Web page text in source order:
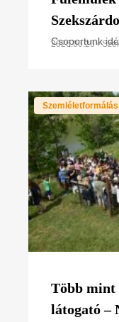
Csoportunk
2026.06.26 •
Szemléletformálás
Több mint
látogató – Nem várt sikerrel zárult